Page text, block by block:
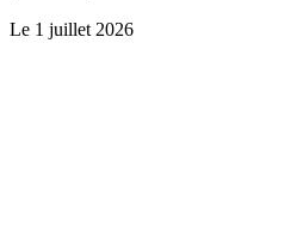
Le 1 juillet 2026